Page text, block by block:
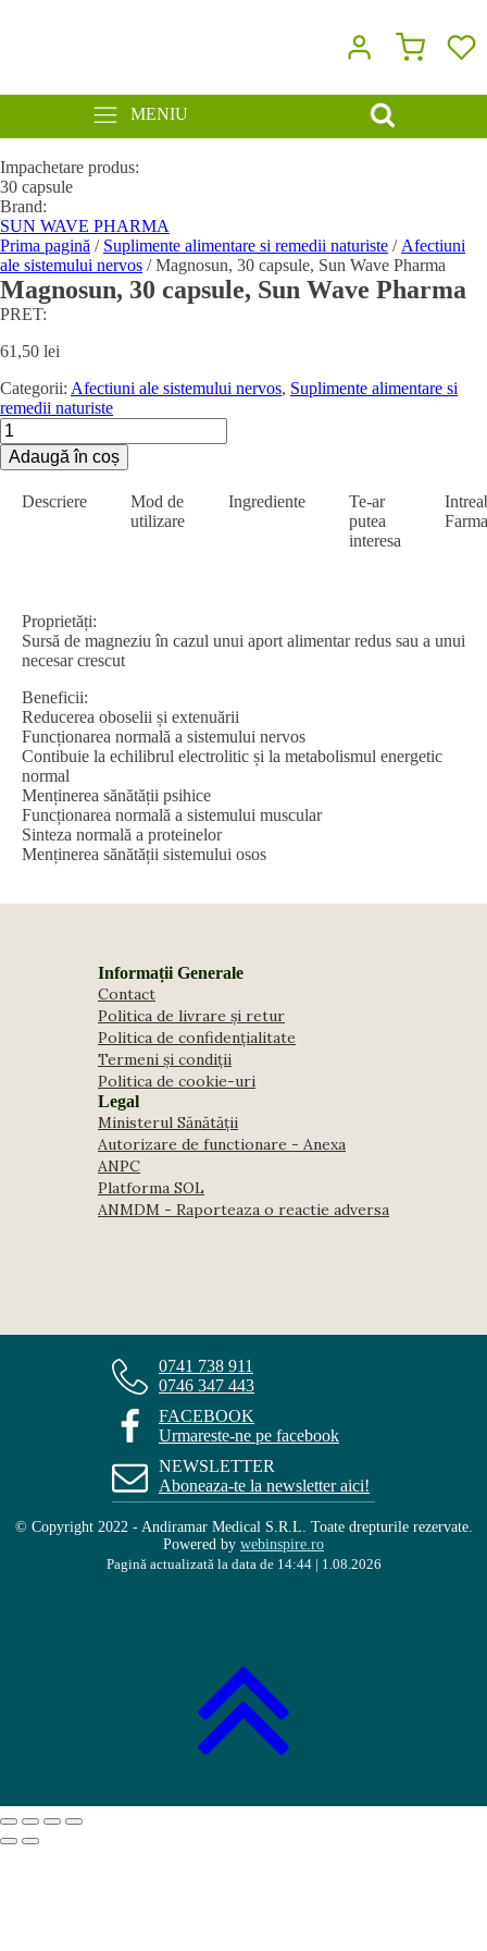
MENIU
Impachetare produs:
30 capsule
Brand:
SUN WAVE PHARMA
Prima pagină / Suplimente alimentare si remedii naturiste / Afectiuni
ale sistemului nervos / Magnosun, 30 capsule, Sun Wave Pharma
Magnosun, 30 capsule, Sun Wave Pharma
PRET:
61,50 lei
Categorii: Afectiuni ale sistemului nervos, Suplimente alimentare si
remedii naturiste
Cantitate
Magnosun,
30
Sun
Adaugă în coș
Descriere
Mod de
utilizare
Ingrediente
Te-ar
putea
interesa
Proprietăți:
Sursă de magneziu în cazul unui aport alimentar redus sau a unui
necesar crescut
Beneficii:
Reducerea oboselii și extenuării
Funcționarea normală a sistemului nervos
Contibuie la echilibrul electrolitic și la metabolismul energetic
normal
Menținerea sănătății psihice
Funcționarea normală a sistemului muscular
Sinteza normală a proteinelor
Menținerea sănătății sistemului osos
Informații Generale
Contact
Politica de livrare și retur
Politica de confidențialitate
Termeni și condiții
Politica de cookie-uri
Legal
Ministerul Sănătății
Autorizare de functionare - Anexa
ANPC
Platforma SOL
ANMDM - Raporteaza o reactie adversa
0741 738 911
0746 347 443
FACEBOOK
Urmareste-ne pe facebook
NEWSLETTER
Aboneaza-te la newsletter aici!
© Copyright 2022 - Andiramar Medical S.R.L. Toate drepturile rezervate.
Powered by webinspire.ro
Pagină actualizată la data de 14:44 | 1.08.2026